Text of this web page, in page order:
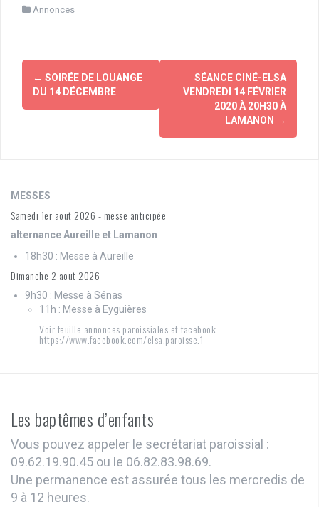
Annonces
Navigation
d'article
← SOIRÉE DE LOUANGE
DU 14 DÉCEMBRE
SÉANCE CINÉ-ELSA
VENDREDI 14 FÉVRIER
2020 À 20H30 À
LAMANON →
MESSES
Samedi 1er aout 2026 - messe anticipée
alternance Aureille et Lamanon
18h30 : Messe à Aureille
Dimanche 2 aout 2026
9h30 : Messe à Sénas
11h : Messe à Eyguières
Voir feuille annonces paroissiales et facebook
https://www.facebook.com/elsa.paroisse.1
Les baptêmes d’enfants
Vous pouvez appeler le secrétariat paroissial :
09.62.19.90.45 ou le 06.82.83.98.69.
Une permanence est assurée tous les mercredis de
9 à 12 heures.